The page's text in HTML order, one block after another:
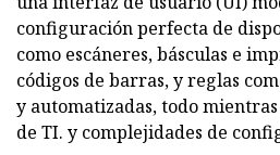
configuración perfecta de
como escáneres, básculas e
códigos de barras, y reglas
y automatizadas, todo
de TI. y complejidades de